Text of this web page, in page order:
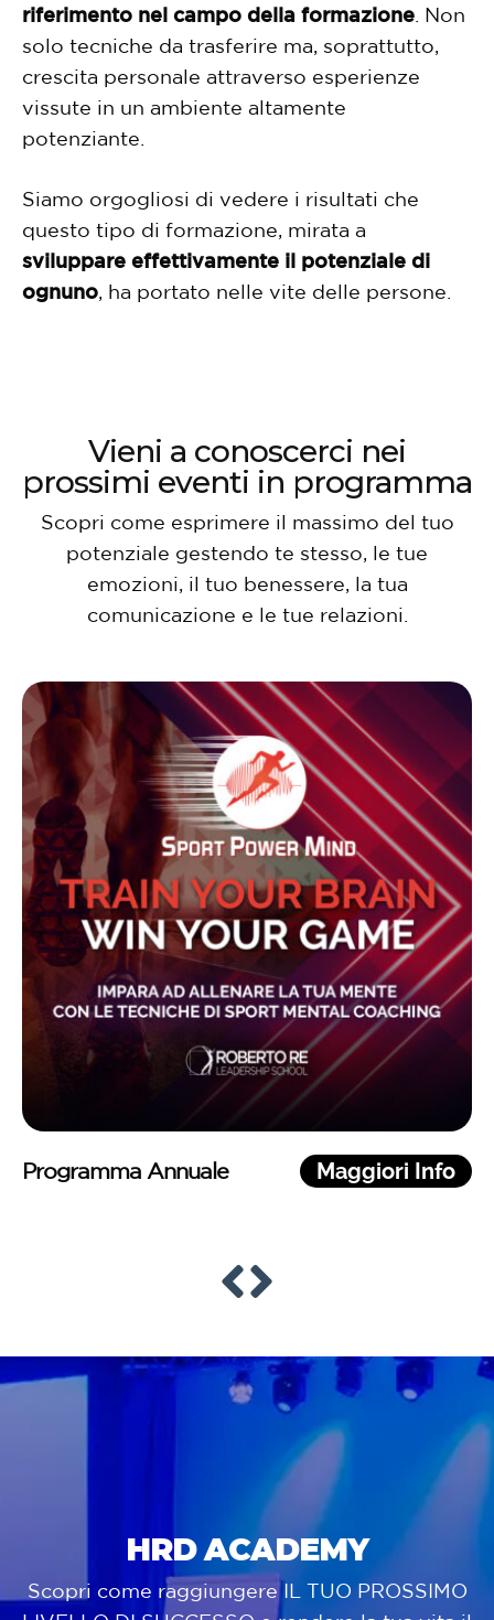
riferimento nel campo della formazione . Non
solo tecniche da trasferire ma, soprattutto,
crescita personale attraverso esperienze
vissute in un ambiente altamente
potenziante.
Siamo orgogliosi di vedere i risultati che
questo tipo di formazione, mirata a
sviluppare effettivamente il potenziale di
ognuno , ha portato nelle vite delle persone.
Vieni a conoscerci nei
prossimi eventi in programma
Scopri come esprimere il massimo del tuo
potenziale gestendo te stesso, le tue
emozioni, il tuo benessere, la tua
comunicazione e le tue relazioni.
Programma Annuale ad
Maggiori
HRD ACADEMY
Scopri come raggiungere IL TUO PROSSIMO